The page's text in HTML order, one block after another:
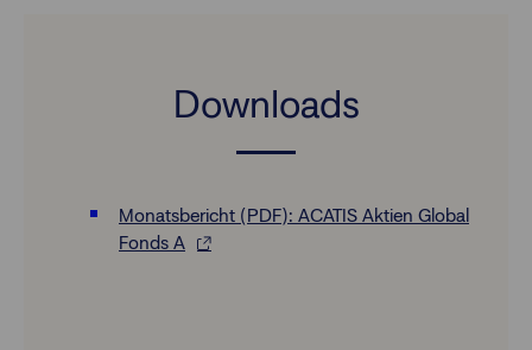
Downloads
Monatsbericht (PDF): ACATIS Aktien Global
Fonds A